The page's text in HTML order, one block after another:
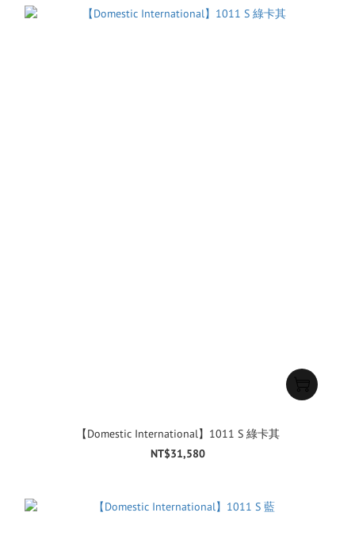
【Domestic International】1011 S 綠卡其
NT$31,580